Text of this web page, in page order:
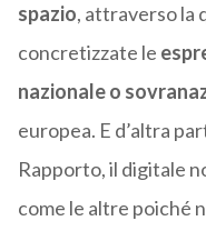
spazio, attraverso la
concretizzate le
nazionale o
europea. E d’altra
Rapporto, il digitale
come le altre poiché